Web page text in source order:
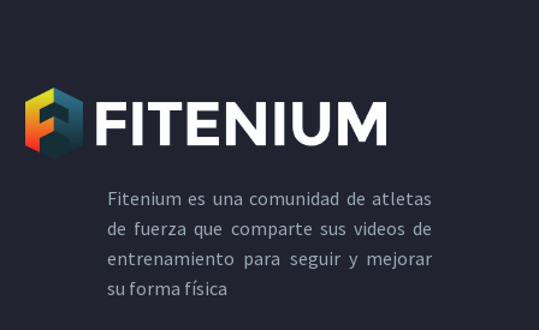
Fitenium es una comunidad de atletas
de fuerza que comparte sus videos de
entrenamiento para seguir y mejorar
su forma física